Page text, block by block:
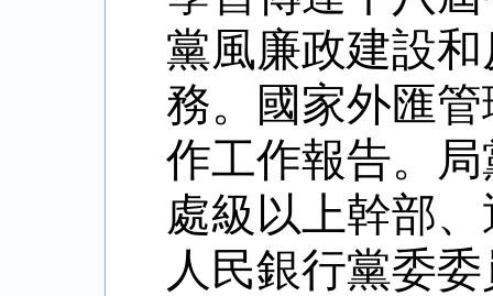
黨風廉政建設
務。國家外匯
作工作報告。
處級以上幹部
人民銀行黨委